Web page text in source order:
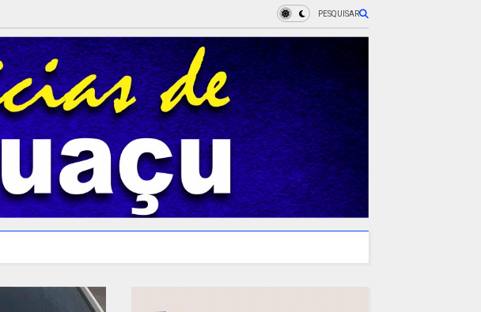
PESQUISAR